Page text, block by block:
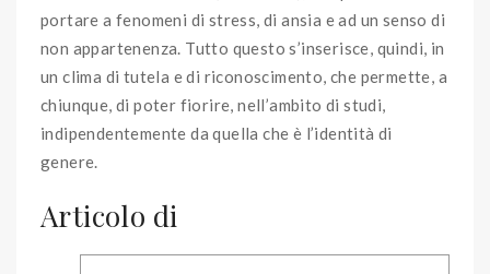
portare a fenomeni di stress, di ansia e ad un senso di
non appartenenza. Tutto questo s’inserisce, quindi, in
un clima di tutela e di riconoscimento, che permette, a
chiunque, di poter fiorire, nell’ambito di studi,
indipendentemente da quella che è l’identità di
genere.
Articolo di